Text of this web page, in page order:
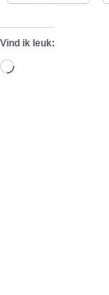
Vind ik leuk:
Aan